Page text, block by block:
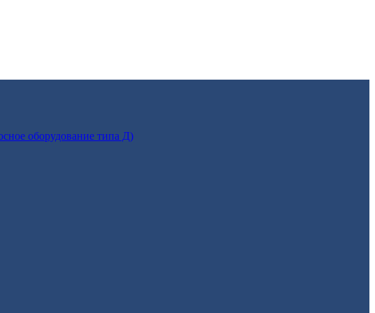
оборудование типа Д)